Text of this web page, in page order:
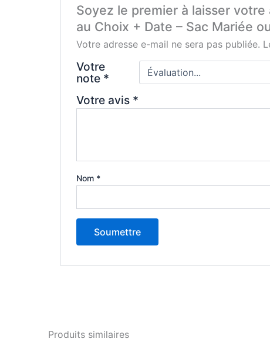
Soyez le premier à laisser votre
au Choix + Date – Sac Mariée
Votre adresse e-mail ne sera pas publiée.
Votre
note *
Votre avis *
Nom *
Produits similaires